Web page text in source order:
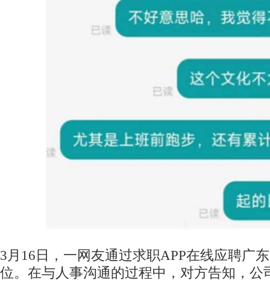
3月16日，一网友通过求职APP在线应聘广
位。在与人事沟通的过程中，对方告知，公